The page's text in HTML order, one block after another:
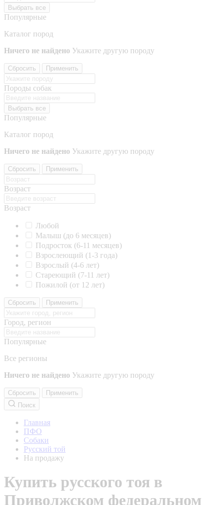
Выбрать все
Популярные
Каталог пород
Ничего не найдено Укажите другую породу
Сбросить Применить
Породы собак
Выбрать все
Популярные
Каталог пород
Ничего не найдено Укажите другую породу
Сбросить Применить
Возраст
Возраст
Любой
Малыш (до 6 месяцев)
Подросток (6-11 месяцев)
Взрослеющий (1-3 года)
Взрослый (4-6 лет)
Стареющий (7-11 лет)
Пожилой (от 12 лет)
Сбросить Применить
Город, регион
Популярные
Все регионы
Ничего не найдено Укажите другую породу
Сбросить
Применить
Поиск
Главная
ПФО
Собаки
Русский той
На продажу
Купить русского тоя в
Приволжском федеральном